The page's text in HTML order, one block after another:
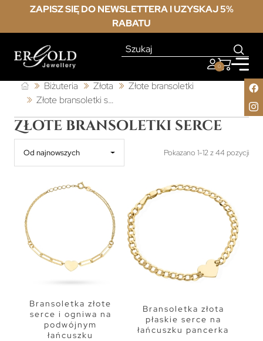
ZAPISZ SIĘ DO NEWSLETTERA I UZYSKAJ 5%
RABATU
0
Biżuteria Złota
Złote bransoletki
Złote bransoletki serce
Złote bransoletki serce
Od najnowszych Pokazano 1-12 z 44 pozycji
Bransoletka złote
serce i ogniwa na
podwójnym
łańcuszku
Bransoletka złota
płaskie serce na
łańcuszku pancerka